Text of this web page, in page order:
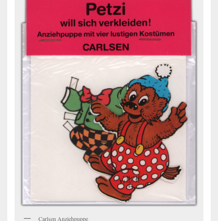
Carlsen Anziehpuppe